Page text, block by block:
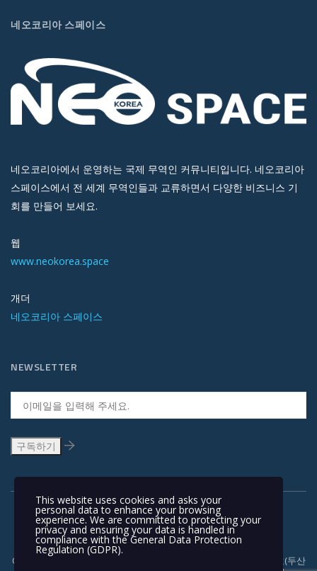
네오코리아 스페이스
네오코리아에서 운영하는 국제 무역인 커뮤니티입니다. 네오코리아
스페이스에서 전 세계 무역인들과 교류하면서 다양한 비즈니스 기
회를 만들어 보세요.
웹
www.neokorea.space
개더
네오코리아 스페이스
NEWSLETTER
Copyright © 1991-2018 | 경기도 안양시 흥안대로 415, 서관 1110호(두산
This website uses cookies and asks your
personal data to enhance your browsing
experience. We are committed to protecting your
privacy and ensuring your data is handled in
compliance with theGeneral Data Protection
Regulation (GDPR).